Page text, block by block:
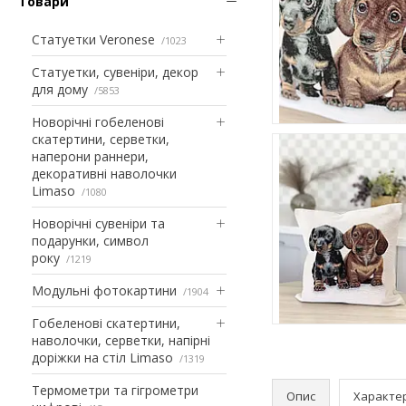
Статуетки Veronese 1023
Статуетки, сувеніри, декор
для дому
5853
Новорічні гобеленові
скатертини, серветки,
наперони раннери,
декоративні наволочки
Limaso
1080
Новорічні сувеніри та
подарунки, символ
року
1219
Модульні фотокартини 1904
Гобеленові скатертини,
наволочки, серветки, напірні
доріжки на стіл Limaso
1319
Термометри та гігрометри
Опис